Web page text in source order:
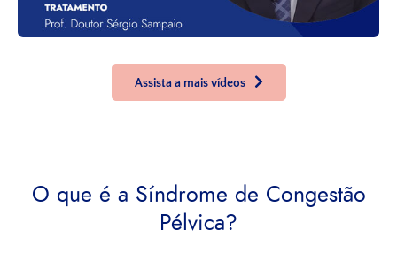
Assista a mais vídeos
O que é a Síndrome de Congestão
Pélvica?